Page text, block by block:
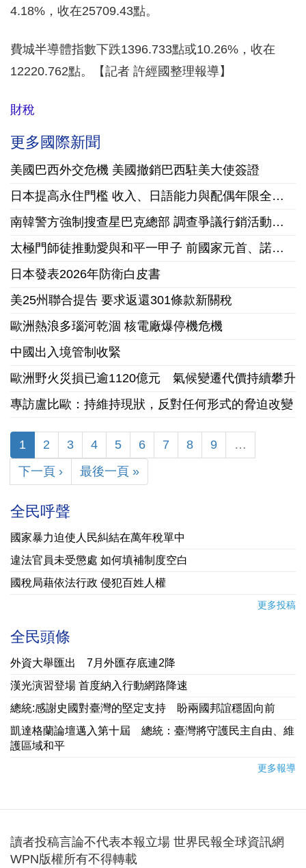
4.18%，收在25709.43點。
費城半導體指數下跌1396.733點或10.26%，收在
12220.762點。【記者 許經國整理報導】
財稅
更多國際新聞
美國巴西外交危機 美國撤銷巴西駐美大使簽證
日本提高永住門檻 收入、日語能力與配偶年限全面收緊
南韓警方強制搜查星巴克總部 調查爭議行銷活動「坦克日」
太極門師徒推動愛與和平一甲子 前國家元首、諾貝爾和平獎獲獎組織領袖來台祝賀
日本發表2026年防衛白皮書
美25州聯合提告 要求返還301條款新關稅
歐洲熱浪多瑙河乾涸 核電廠爆停機危機
中國出入境管制收緊
歐洲野火災損已逾1120億元 氣候變遷代價持續攀升
專訪盧比歐：持維持現狀，反對任何形式的脅迫改變
1 2 3 4 5 6 7 8 9
…
下一頁 ›
最後一頁 »
全民呼聲
國家暴力迫使人民糾結在萬年稅單中
違法官員未受懲處 如何填補制度空白
國稅局藉依法行政 侵犯百姓人權
更多投稿
全民頭條
外資大舉匯出 7月外匯存底連2降
漢光演習登場 首度納入行動網路降速
總統:感謝史國對臺灣的堅定支持 盼兩國邦誼穩固向前
凱達格蘭論壇邁入第十屆 總統：臺灣將守護民主自由、維
護區域和平
更多報導
讀者投稿言論不代表本報立場 世界民報全球資訊網
WPN版權所有不得轉載